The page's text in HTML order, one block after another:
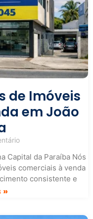
de Imóveis
em João
Capital da Paraíba Nós
comerciais à venda
consistente e
»